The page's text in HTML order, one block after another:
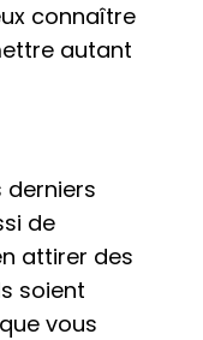
connaître
autant
derniers
de
attirer des
soient
vous